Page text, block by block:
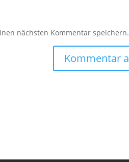
nächsten Kommentar speichern.